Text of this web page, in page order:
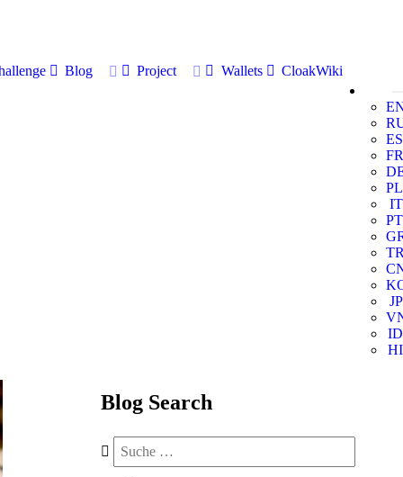
Blog Project Wallets
CloakWiki
ES
FR
PL
IT
PT
JP
ID
HI
Blog Search